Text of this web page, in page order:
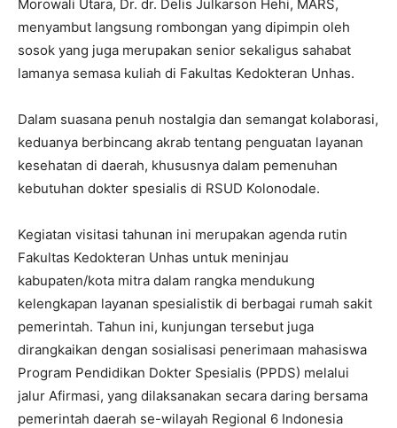
Morowali Utara, Dr. dr. Delis Julkarson Hehi, MARS,
menyambut langsung rombongan yang dipimpin oleh
sosok yang juga merupakan senior sekaligus sahabat
lamanya semasa kuliah di Fakultas Kedokteran Unhas.
Dalam suasana penuh nostalgia dan semangat kolaborasi,
keduanya berbincang akrab tentang penguatan layanan
kesehatan di daerah, khususnya dalam pemenuhan
kebutuhan dokter spesialis di RSUD Kolonodale.
Kegiatan visitasi tahunan ini merupakan agenda rutin
Fakultas Kedokteran Unhas untuk meninjau
kabupaten/kota mitra dalam rangka mendukung
kelengkapan layanan spesialistik di berbagai rumah sakit
pemerintah. Tahun ini, kunjungan tersebut juga
dirangkaikan dengan sosialisasi penerimaan mahasiswa
Program Pendidikan Dokter Spesialis (PPDS) melalui
jalur Afirmasi, yang dilaksanakan secara daring bersama
pemerintah daerah se-wilayah Regional 6 Indonesia